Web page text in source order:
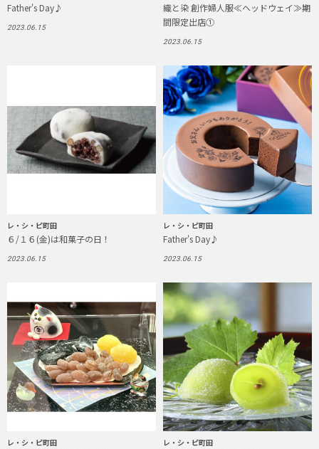
Father's Day♪
2023.06.15
織と染 創作婦人服≪ヘッドウェイ≫期
間限定出店①
2023.06.15
レ・シ・ピ町田
６/１６(金)は和菓子の日！
2023.06.15
レ・シ・ピ町田
Father's Day♪
2023.06.15
レ・シ・ピ町田 レ・シ・ピ町田